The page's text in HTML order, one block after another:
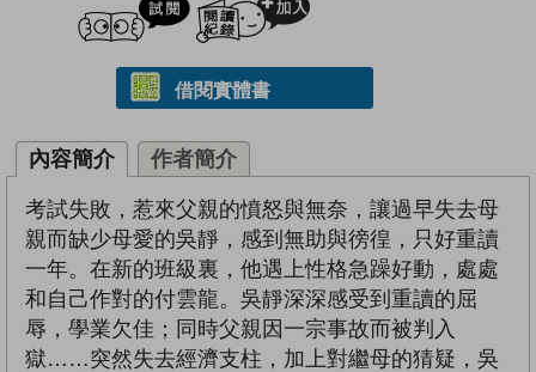
借閱實體書
內容簡介 作者簡介
考試失敗，惹來父親的憤怒與無奈，讓過早失去母
親而缺少母愛的吳靜，感到無助與徬徨，只好重讀
一年。在新的班級裏，他遇上性格急躁好動，處處
和自己作對的付雲龍。吳靜深深感受到重讀的屈
辱，學業欠佳；同時父親因一宗事故而被判入
獄……突然失去經濟支柱，加上對繼母的猜疑，吳